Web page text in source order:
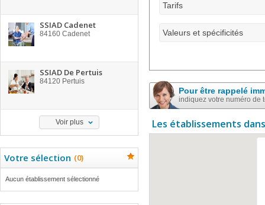
SSIAD Cadenet
84160 Cadenet
SSIAD De Pertuis
84120 Pertuis
Voir plus
Votre sélection (0)
Aucun établissement sélectionné
Tarifs
Valeurs et spécificités
Pour être rappelé
indiquez votre numéro de
Les établissements